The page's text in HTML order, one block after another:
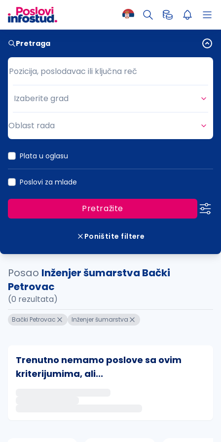
Pretraga
Pozicija, poslodavac ili ključna reč
Pozicija, poslodavac ili ključna reč
Grad
Izaberite grad
Oblast rada
Plata u oglasu
Poslovi za mlade
Pretražite
Poništite filtere
Posao Inženjer šumarstva Bački
Petrovac
(0 rezultata)
Bački Petrovac Inženjer šumarstva
Trenutno nemamo poslove sa ovim
kriterijumima, ali...